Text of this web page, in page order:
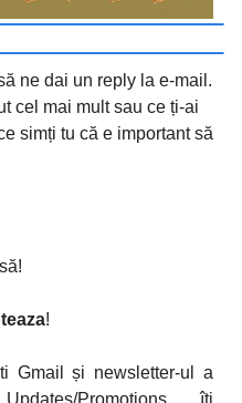
ne dai un reply la e-mail.
cel mai mult sau ce ți-ai
simți tu că e important să
!
Gmail și newsletter-ul a
Promotions, îți